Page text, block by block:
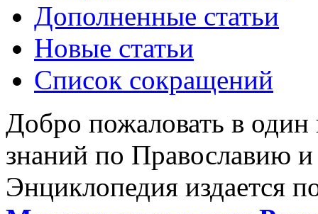
Дополненные статьи
Новые статьи
Список сокращений
Добро пожаловать в
знаний по Православию
Энциклопедия издается